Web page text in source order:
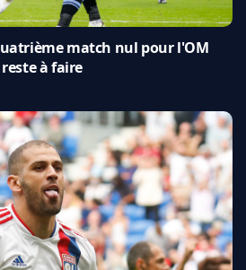
match nul pour l'OM
à faire